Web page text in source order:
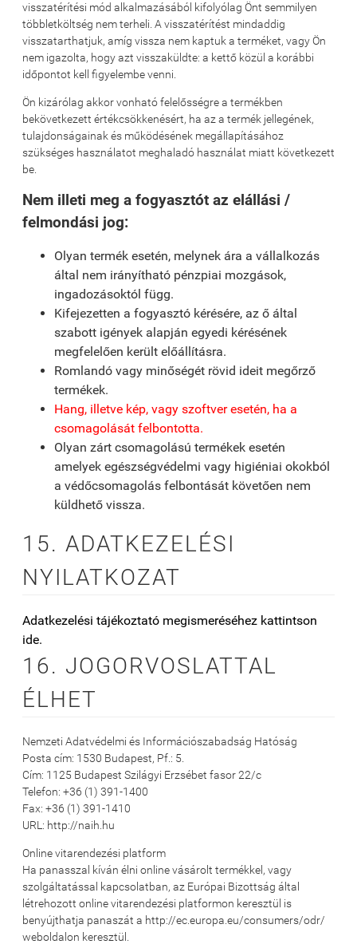
visszatérítési mód alkalmazásából kifolyólag Önt semmilyen
többletköltség nem terheli. A visszatérítést mindaddig
visszatarthatjuk, amíg vissza nem kaptuk a terméket, vagy Ön
nem igazolta, hogy azt visszaküldte: a kettő közül a korábbi
időpontot kell figyelembe venni.
Ön kizárólag akkor vonható felelősségre a termékben
bekövetkezett értékcsökkenésért, ha az a termék jellegének,
tulajdonságainak és működésének megállapításához
szükséges használatot meghaladó használat miatt következett
be.
Nem illeti meg a fogyasztót az elállási /
felmondási jog:
Olyan termék esetén, melynek ára a vállalkozás
által nem irányítható pénzpiai mozgások,
ingadozásoktól függ.
Kifejezetten a fogyasztó kérésére, az ő által
szabott igények alapján egyedi kérésének
megfelelően került előállításra.
Romlandó vagy minőségét rövid ideit megőrző
termékek.
Hang, illetve kép, vagy szoftver esetén, ha a
csomagolását felbontotta.
Olyan zárt csomagolású termékek esetén
amelyek egészségvédelmi vagy higiéniai okokból
a védőcsomagolás felbontását követően nem
küldhető vissza.
15. ADATKEZELÉSI
NYILATKOZAT
Adatkezelési tájékoztató megismeréséhez kattintson
ide.
16. JOGORVOSLATTAL
ÉLHET
Nemzeti Adatvédelmi és Információszabadság Hatóság
Posta cím: 1530 Budapest, Pf.: 5.
Cím: 1125 Budapest Szilágyi Erzsébet fasor 22/c
Telefon: +36 (1) 391-1400
Fax: +36 (1) 391-1410
URL: http://naih.hu
Online vitarendezési platform
Ha panasszal kíván élni online vásárolt termékkel, vagy
szolgáltatással kapcsolatban, az Európai Bizottság által
létrehozott online vitarendezési platformon keresztül is
benyújthatja panaszát a http://ec.europa.eu/consumers/odr/
weboldalon keresztül.